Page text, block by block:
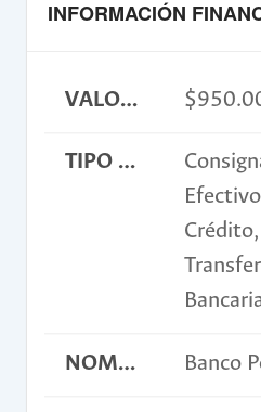
INFORMACIÓN
VALOR INSCRIPCIÓN
TIPO DE PAGO
NOMBRE BANCO Banco